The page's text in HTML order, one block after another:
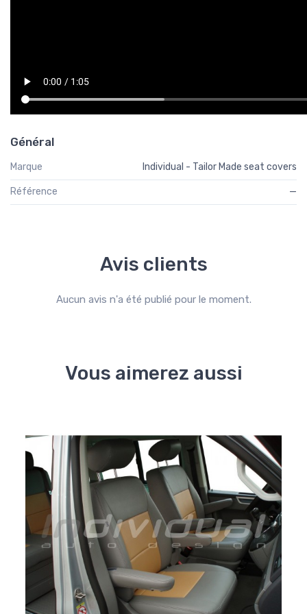
Général
Marque Individual - Tailor Made seat covers
Référence —
Vous aimerez aussi
Avis clients
Aucun avis n'a été publié pour le moment.